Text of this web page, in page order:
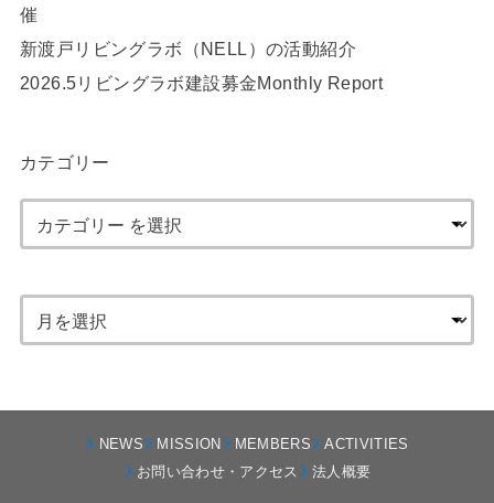
催
新渡戸リビングラボ（NELL）の活動紹介
2026.5リビングラボ建設募金Monthly Report
カテゴリー
NEWS MISSION MEMBERS
ACTIVITIES
お問い合わせ・アクセス
法人概要